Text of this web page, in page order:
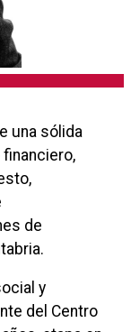
una sólida
de
y
del Centro